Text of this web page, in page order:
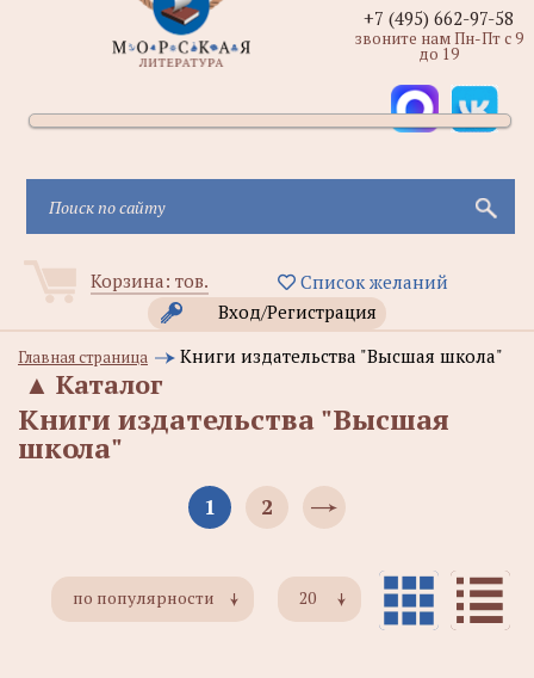
Корзина: тов.
Список желаний
Вход/Регистрация
+7 (495) 662-97-58
звоните нам Пн-Пт с 9
до 19
Главная страница Книги издательства "Высшая школа"
Каталог
▲
Книги издательства "Высшая
школа"
1 2
20
по популярности